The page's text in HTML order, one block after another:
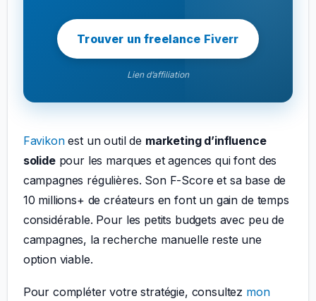
Trouver un freelance Fiverr
Lien d’affiliation
Favikonest un outil de marketing d’influence
solidepour les marques et agences qui font des
campagnes régulières. Son F-Score et sa base de
10 millions+ de créateurs en font un gain de temps
considérable. Pour les petits budgets avec peu de
campagnes, la recherche manuelle reste une
option viable.
Pour compléter votre stratégie, consultez mon